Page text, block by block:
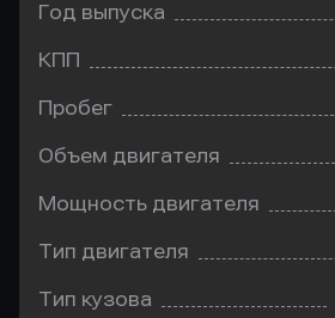
Год выпуска
КПП
Пробег
Объем двигателя
Мощность двигателя
Тип двигателя
Тип кузова